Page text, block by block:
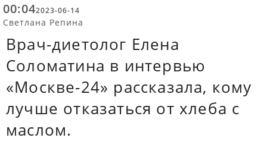
00:042023-06-14
Светлана Репина
Врач-диетолог Елена
Соломатина в интервью
«Москве-24» рассказала, кому
лучше отказаться от хлеба с
маслом.